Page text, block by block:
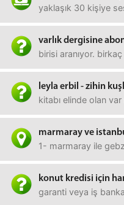
yaklaşık 30 kişiye
varlık dergisine
birisi aranıyor. birkaç
leyla erbil - zihin
kitabı elinde olan
marmaray ve
1- marmaray ile
konut kredisi için
garanti veya iş